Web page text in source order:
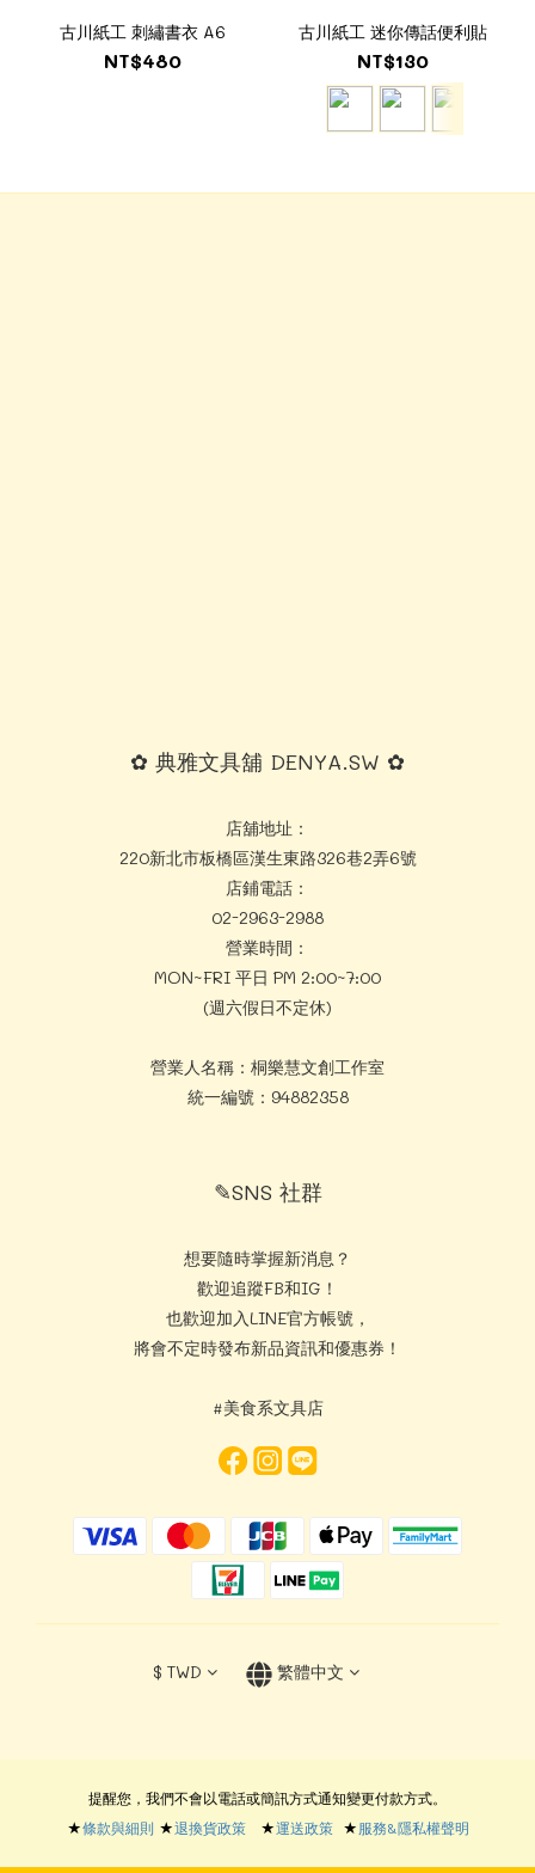
古川紙工 刺繡書衣 A6
NT$480
古川紙工 迷你傳話便利貼
NT$130
✿ 典雅文具舖 DENYA.SW ✿
店舖地址：
220新北市板橋區漢生東路326巷2弄6號
店鋪電話：
02-2963-2988
營業時間：
MON~FRI 平日 PM 2:00~7:00
(週六假日不定休)
營業人名稱：桐樂慧文創工作室
統一編號：94882358
✎SNS 社群
想要隨時掌握新消息？
歡迎追蹤FB和IG！
也歡迎加入LINE官方帳號，
將會不定時發布新品資訊和優惠券！
#美食系文具店
$ TWD 繁體中文
提醒您，我們不會以電話或簡訊方式通知變更付款方式。
★條款與細則 ★退換貨政策★運送政策★服務&隱私權聲明